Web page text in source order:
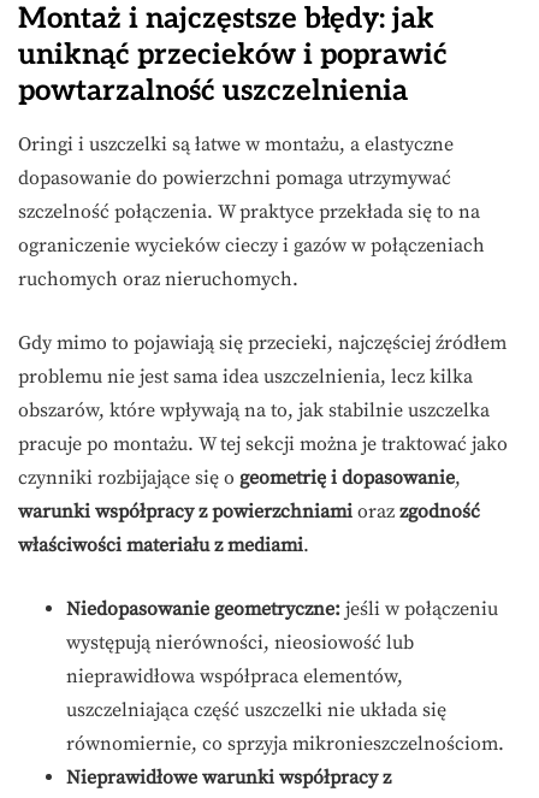
Montaż i najczęstsze błędy: jak
uniknąć przecieków i poprawić
powtarzalność uszczelnienia
Oringi i uszczelki są łatwe w montażu, a elastyczne
dopasowanie do powierzchni pomaga utrzymywać
szczelność połączenia. W praktyce przekłada się to na
ograniczenie wycieków cieczy i gazów w połączeniach
ruchomych oraz nieruchomych.
Gdy mimo to pojawiają się przecieki, najczęściej źródłem
problemu nie jest sama idea uszczelnienia, lecz kilka
obszarów, które wpływają na to, jak stabilnie uszczelka
pracuje po montażu. W tej sekcji można je traktować jako
czynniki rozbijające się o geometrię i dopasowanie,
warunki współpracy z powierzchniami oraz zgodność
właściwości materiału z mediami.
Niedopasowanie geometryczne: jeśli w połączeniu
występują nierówności, nieosiowość lub
nieprawidłowa współpraca elementów,
uszczelniająca część uszczelki nie układa się
równomiernie, co sprzyja mikronieszczelnościom.
Nieprawidłowe warunki współpracy z